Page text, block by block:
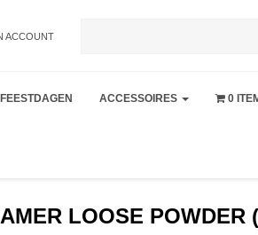
ACCOUNT
naar:
FEESTDAGEN ACCESSOIRES 0
LOOSE POWDER